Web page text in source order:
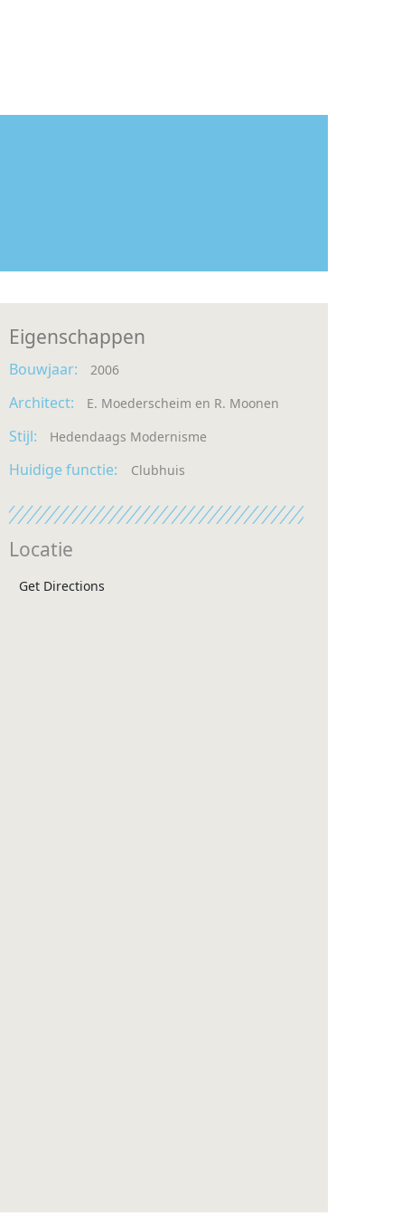
Eigenschappen
Bouwjaar: 2006
Architect: E. Moederscheim en R. Moonen
Stijl: Hedendaags Modernisme
Huidige functie: Clubhuis
Locatie
Get Directions